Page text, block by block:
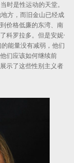
时是性运动的天堂。
方，而旧金山已经成
价格低廉的东湾、南
科罗拉多。但是安妮·
能量没有减弱，他们
们应该如何继续前
示了这些性别主义者